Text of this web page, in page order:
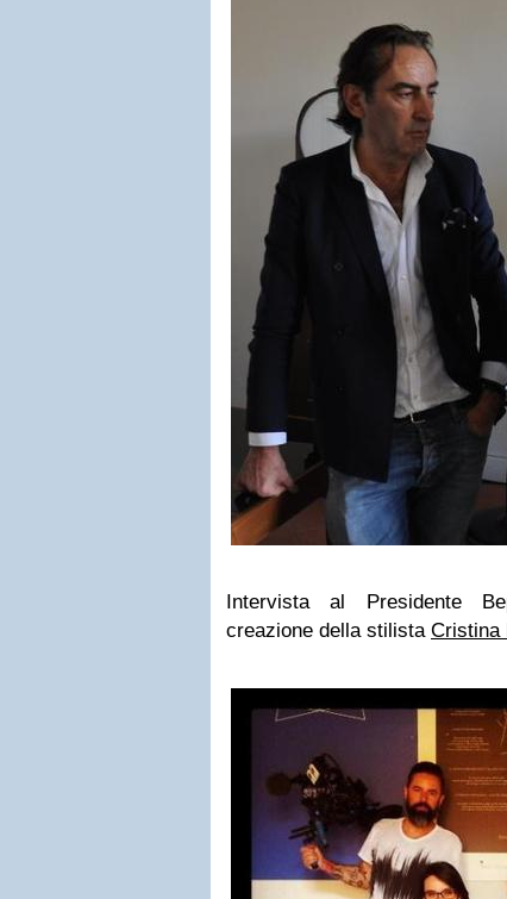
Intervista al Presidente
creazione della stilista Cristina